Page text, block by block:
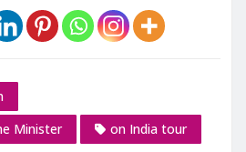
Minister
on India tour